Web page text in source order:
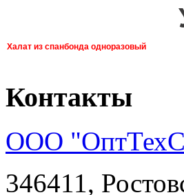
Халат из спанбонда одноразовый
Контакты
ООО
346411,